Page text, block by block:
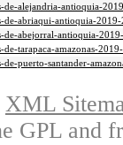
de-alejandria-antioquia-
de-abriaqui-antioquia-
de-abejorral-antioquia-
tarapaca-amazonas-
puerto-santander-
XML
GPL and